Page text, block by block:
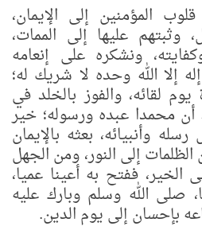
المؤمنين إلى الإيمان،
وثبتهم عليها إلى الممات،
ونشكره على إنعامه
إلا الله وحده لا شريك له؛
لقائه، والفوز بالخلد في
أن محمدا عبده ورسوله؛ خير
وأنبيائه، بعثه بالإيمان
إلى النور، ومن الجهل
الخير، ففتح به أعينا عميا،
صلى الله وسلم وبارك عليه
بإحسان إلى يوم الدين.